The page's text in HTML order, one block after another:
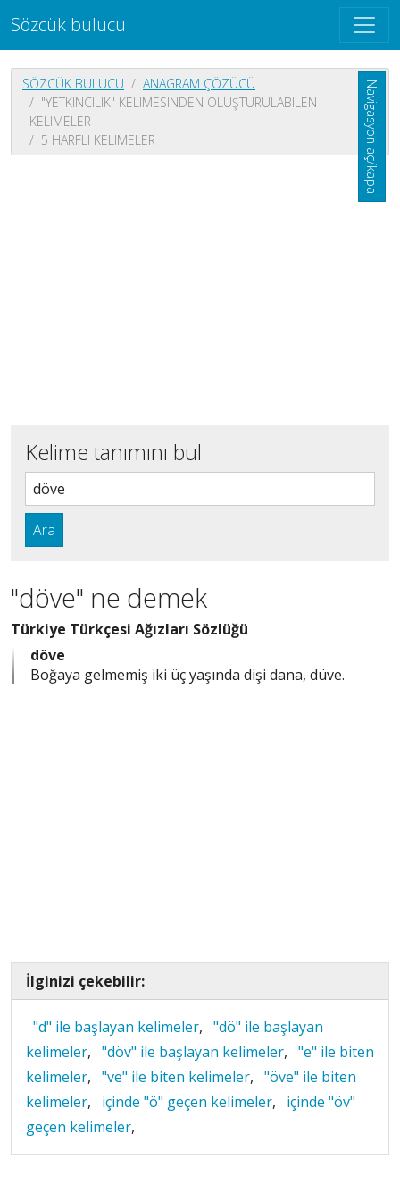
Sözcük bulucu
Navigasyon aç/kapa
SÖZCÜK BULUCU
ANAGRAM ÇÖZÜCÜ
"YETKINCILIK" KELIMESINDEN OLUŞTURULABILEN
KELIMELER
5 HARFLI KELIMELER
Kelime tanımını bul
Ara
"döve" ne demek
Türkiye Türkçesi Ağızları Sözlüğü
döve
Boğaya gelmemiş iki üç yaşında dişi dana, düve.
İlginizi çekebilir:
"d" ile başlayan kelimeler, "dö" ile başlayan
kelimeler, "döv" ile başlayan kelimeler, "e" ile biten
kelimeler, "ve" ile biten kelimeler, "öve" ile biten
kelimeler, içinde "ö" geçen kelimeler,
içinde "öv"
geçen kelimeler,